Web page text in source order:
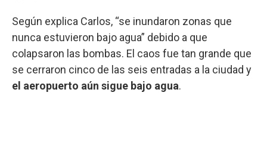
Según explica Carlos, “se inundaron zonas que
nunca estuvieron bajo agua” debido a que
colapsaron las bombas. El caos fue tan grande que
se cerraron cinco de las seis entradas a la ciudad y
el aeropuerto aún sigue bajo agua.